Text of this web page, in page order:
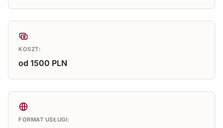
KOSZT:
od 1500 PLN
FORMAT USŁUGI: